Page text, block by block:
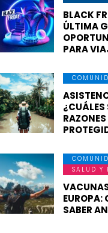
BLACK
ÚLTIMA
PARA
¿CUÁLES
SALUD Y
EUROPA:
SABER